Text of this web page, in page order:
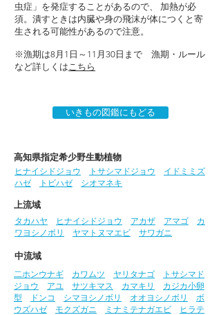
虫症」を発症することがあるので、 加熱が必
須。潰すときは内臓や身の飛沫が体につくと寄
生される可能性があるので注意。
※漁期は8月1日～11月30日まで 漁期・ルール
など詳しくはこちら
いきもの図鑑にもどる
高知県指定希少野生動植物
ヒナイシドジョウ
トサシマドジョウ
イドミミズ
ハゼ
トビハゼ シオマネキ
上流域
タカハヤ
ヒナイシドジョウ アカザ アマゴ
カ
ワヨシノボリ
ヤマトヌマエビ サワガニ
中流域
二ホンウナギ
カワムツ ヤリタナゴ
トサシマド
ジョウ
アユ サツキマス カマキリ
カジカ小卵
型
ドンコ シマヨシノボリ オオヨシノボリ
ボ
ウズハゼ
モクズガニ ミナミテナガエビ
ヒラテ